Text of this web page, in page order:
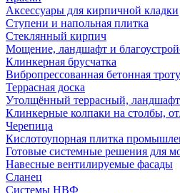
Аксессуары для кирпичной кладки
Ступени и напольная плитка
Cтеклянный кирпич
Мощение, ландшафт и
Клинкерная брусчатка
Вибропрессованная бетонная
Террасная доска
Утолщённый террасный,
Клинкерные колпаки на столбы,
Черепица
Кислотоупорная плитка
Готовые системные решения для
Навесные вентилируемые фасады
Сланец
Системы НВФ